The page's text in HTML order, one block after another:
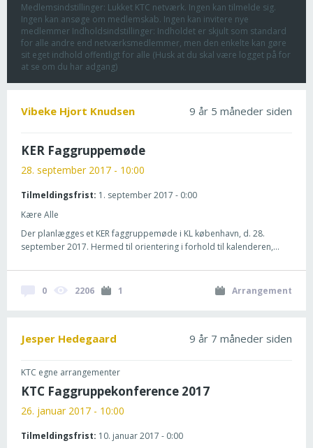
Medlemsindstillinger: Lukket KTC netværk. Ingen kan tilmelde sig.
Ingen kan ansøge om medlemskab. Ingen kan invitere nye
medlemmer Indholdsindstillinger: Indholdet er skjult som standard
for alle andre end netværksmedlemmer, men den enkelte kan gøre
sit eget indhold offentligt for alle (Husk at du skal være logget på for
at se om du har adgang)
9 år 5 måneder siden
Vibeke Hjort Knudsen
KER Faggruppemøde
28. september 2017 - 10:00
Tilmeldingsfrist: 1. september 2017 - 0:00
Kære Alle
Der planlægges et KER faggruppemøde i KL københavn, d. 28.
september 2017. Hermed til orientering i forhold til kalenderen,...
0 2206 1 Arrangement
9 år 7 måneder siden
Jesper Hedegaard
KTC egne arrangementer
KTC Faggruppekonference 2017
26. januar 2017 - 10:00
Tilmeldingsfrist: 10. januar 2017 - 0:00